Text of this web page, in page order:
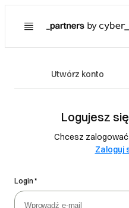
Utwórz konto
Logujesz
Chcesz
Zaloguj
Login